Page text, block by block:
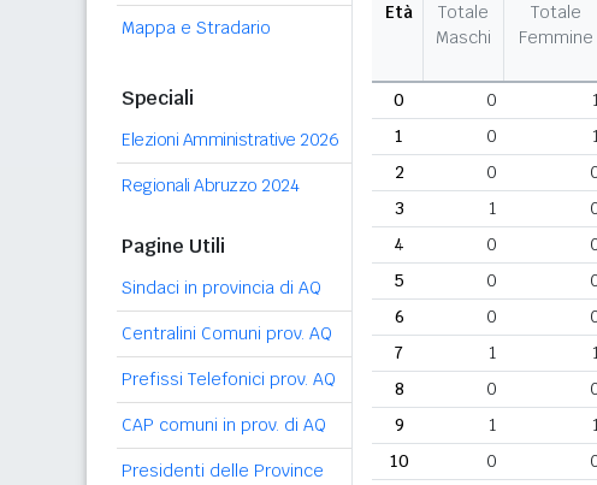
Mappa e Stradario
Speciali
Elezioni Amministrative 2026
Regionali Abruzzo 2024
Pagine Utili
Sindaci in provincia di AQ
Centralini Comuni prov. AQ
Prefissi Telefonici prov. AQ
CAP comuni in prov. di AQ
Presidenti delle Province
Età
Totale
Maschi
Totale
Femmine
0
0
1
0
2
0
3
1
4
0
5
0
6
0
7
1
8
0
9
1
10
0